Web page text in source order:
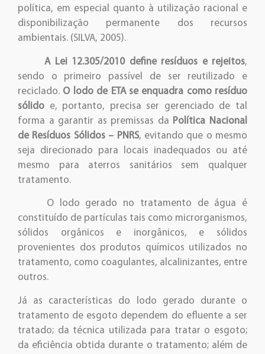
política, em especial quanto à utilização racional e
disponibilização permanente dos recursos
ambientais. (SILVA, 2005).
A Lei 12.305/2010 define resíduos e rejeitos,
sendo o primeiro passível de ser reutilizado e
reciclado. O lodo de ETA se enquadra como resíduo
sólido e, portanto, precisa ser gerenciado de tal
forma a garantir as premissas da Política Nacional
de Resíduos Sólidos – PNRS, evitando que o mesmo
seja direcionado para locais inadequados ou até
mesmo para aterros sanitários sem qualquer
tratamento.
O lodo gerado no tratamento de água é
constituído de partículas tais como microrganismos,
sólidos orgânicos e inorgânicos, e sólidos
provenientes dos produtos químicos utilizados no
tratamento, como coagulantes, alcalinizantes, entre
outros.
Já as características do lodo gerado durante o
tratamento de esgoto dependem do efluente a ser
tratado; da técnica utilizada para tratar o esgoto;
da eficiência obtida durante o tratamento; além de